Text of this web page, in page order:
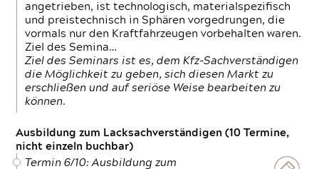
angetrieben, ist technologisch, materialspezifisch
und preistechnisch in Sphären vorgedrungen, die
vormals nur den Kraftfahrzeugen vorbehalten waren.
Ziel des Semina…
Ziel des Seminars ist es, dem Kfz-Sachverständigen
die Möglichkeit zu geben, sich diesen Markt zu
erschließen und auf seriöse Weise bearbeiten zu
können.
Ausbildung zum Lacksachverständigen (10 Termine,
nicht einzeln buchbar)
Termin 6/10: Ausbildung zum